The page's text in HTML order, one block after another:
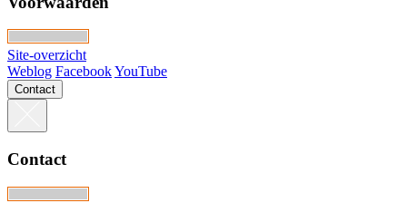
Site-overzicht
Weblog FacebookYouTube
Contact
Contact